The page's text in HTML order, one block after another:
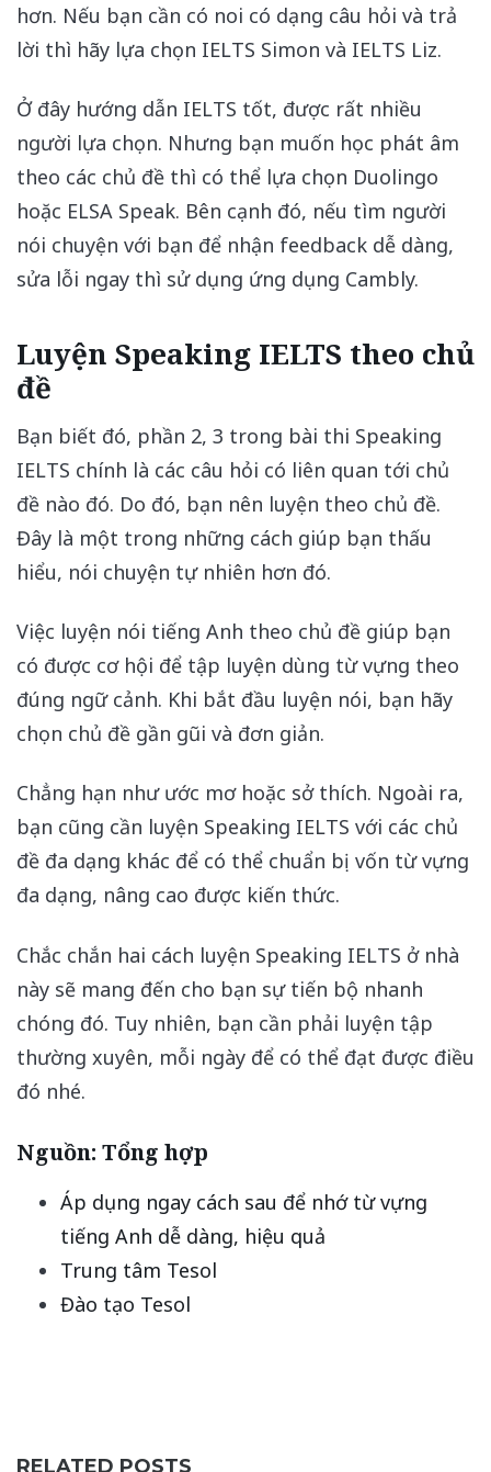
hơn. Nếu bạn cần có noi có dạng câu hỏi và trả
lời thì hãy lựa chọn IELTS Simon và IELTS Liz.
Ở đây hướng dẫn IELTS tốt, được rất nhiều
người lựa chọn. Nhưng bạn muốn học phát âm
theo các chủ đề thì có thể lựa chọn Duolingo
hoặc ELSA Speak. Bên cạnh đó, nếu tìm người
nói chuyện với bạn để nhận feedback dễ dàng,
sửa lỗi ngay thì sử dụng ứng dụng Cambly.
Luyện Speaking IELTS theo chủ
đề
Bạn biết đó, phần 2, 3 trong bài thi Speaking
IELTS chính là các câu hỏi có liên quan tới chủ
đề nào đó. Do đó, bạn nên luyện theo chủ đề.
Đây là một trong những cách giúp bạn thấu
hiểu, nói chuyện tự nhiên hơn đó.
Việc luyện nói tiếng Anh theo chủ đề giúp bạn
có được cơ hội để tập luyện dùng từ vựng theo
đúng ngữ cảnh. Khi bắt đầu luyện nói, bạn hãy
chọn chủ đề gần gũi và đơn giản.
Chẳng hạn như ước mơ hoặc sở thích. Ngoài ra,
bạn cũng cần luyện Speaking IELTS với các chủ
đề đa dạng khác để có thể chuẩn bị vốn từ vựng
đa dạng, nâng cao được kiến thức.
Chắc chắn hai cách luyện Speaking IELTS ở nhà
này sẽ mang đến cho bạn sự tiến bộ nhanh
chóng đó. Tuy nhiên, bạn cần phải luyện tập
thường xuyên, mỗi ngày để có thể đạt được điều
đó nhé.
Nguồn: Tổng hợp
Áp dụng ngay cách sau để nhớ từ vựng
tiếng Anh dễ dàng, hiệu quả
Trung tâm Tesol
Đào tạo Tesol
RELATED POSTS